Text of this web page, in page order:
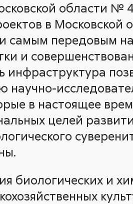
области №
в Московской
самым передовым
и
инфраструктура
научно-
в настоящее
целей
биологических и